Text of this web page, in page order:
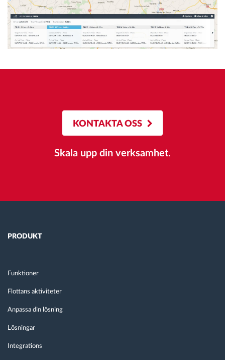
KONTAKTA OSS
Skala upp din verksamhet.
PRODUKT
Funktioner
Flottans aktiviteter
Anpassa din lösning
Lösningar
Integrations